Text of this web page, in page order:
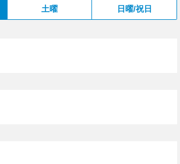
土曜 日曜/祝日